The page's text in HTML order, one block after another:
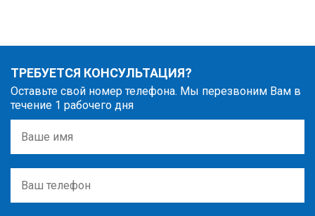
ТРЕБУЕТСЯ КОНСУЛЬТАЦИЯ?
Оставьте свой номер телефона. Мы перезвоним Вам в
течение 1 рабочего дня